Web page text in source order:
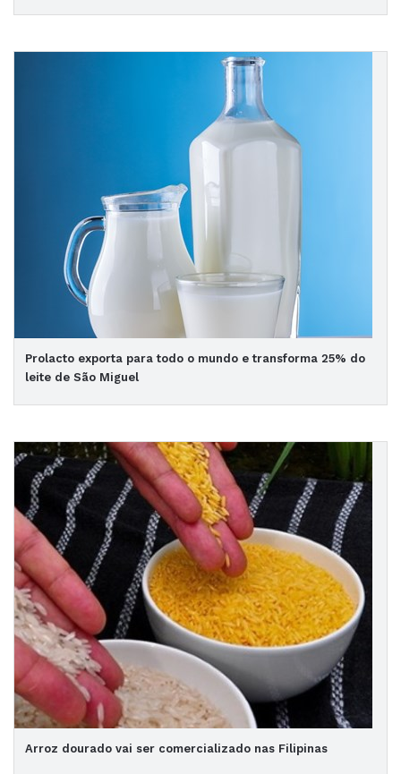
Prolacto exporta para todo o mundo e transforma 25% do
leite de São Miguel
Arroz dourado vai ser comercializado nas Filipinas